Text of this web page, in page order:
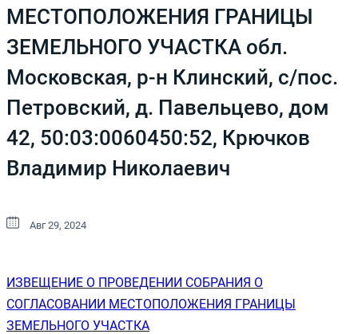
МЕСТОПОЛОЖЕНИЯ ГРАНИЦЫ
ЗЕМЕЛЬНОГО УЧАСТКА обл.
Московская, р-н Клинский, с/пос.
Петровский, д. Павельцево, дом
42, 50:03:0060450:52, Крючков
Владимир Николаевич
Авг 29, 2024
ИЗВЕЩЕНИЕ О ПРОВЕДЕНИИ СОБРАНИЯ О
СОГЛАСОВАНИИ МЕСТОПОЛОЖЕНИЯ ГРАНИЦЫ
ЗЕМЕЛЬНОГО УЧАСТКА